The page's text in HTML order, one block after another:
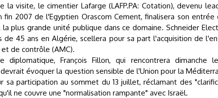
la visite, le cimentier Lafarge (LAFP.PA: Cotation), devenu
fin 2007 de l'Egyptien Orascom Cement, finalisera son
plus grande unité publique dans ce domaine. Schneider
de 45 ans en Algérie, scellera pour sa part l'acquisition de
de contrôle (AMC).
diplomatique, François Fillon, qui rencontrera dimanche
évoquer la question sensible de l'Union pour la
sa participation au sommet du 13 juillet, réclamant des
ne couvre une "normalisation rampante" avec Israël.